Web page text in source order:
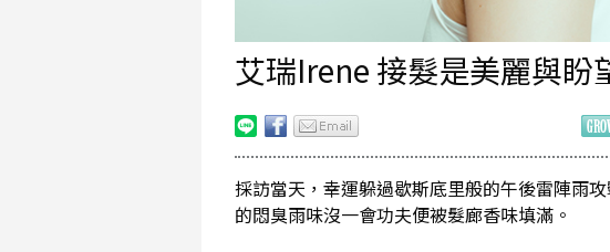
艾瑞Irene 接髮是美麗與盼
採訪當天，幸運躲過歇斯底里般的午後雷陣雨
的悶臭雨味沒一會功夫便被髮廊香味填滿。